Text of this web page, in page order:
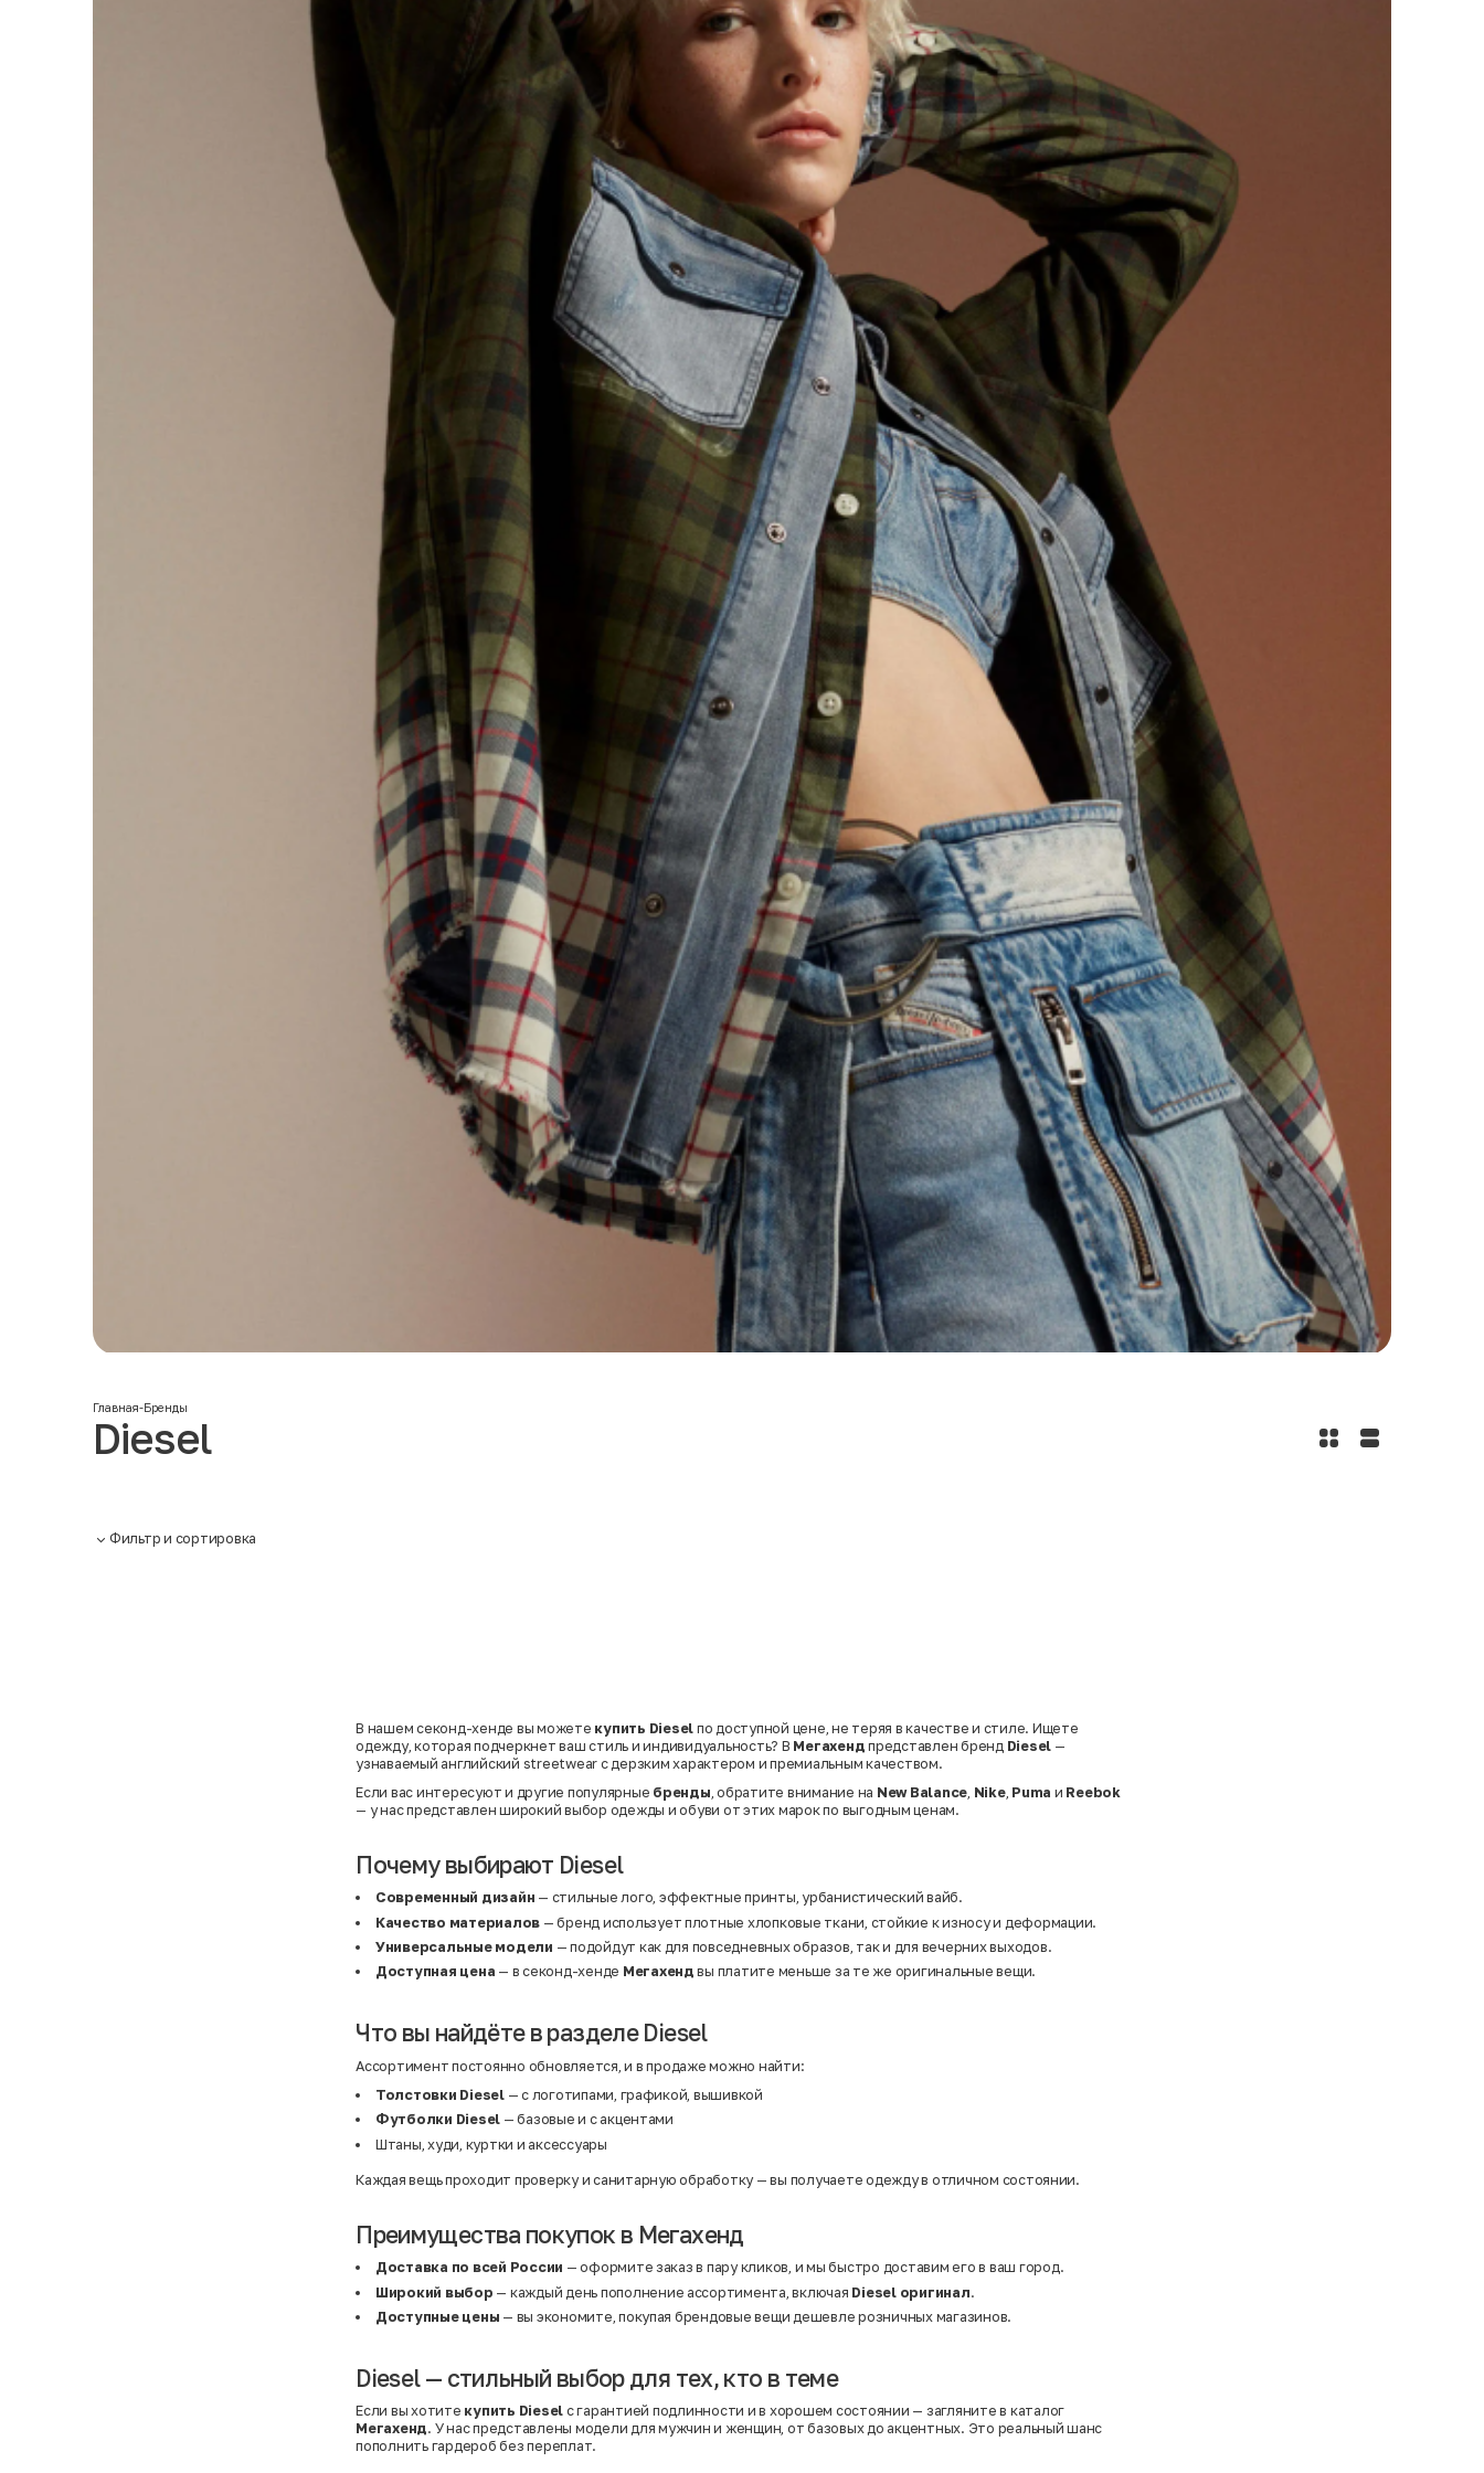
Главная-Бренды
Diesel
Фильтр и сортировка
В нашем секонд-хенде вы можете купить Diesel по доступной цене, не теряя в качестве и стиле. Ищете
одежду, которая подчеркнет ваш стиль и индивидуальность? В Мегахенд представлен бренд Diesel —
узнаваемый английский streetwear с дерзким характером и премиальным качеством.
Если вас интересуют и другие популярные бренды, обратите внимание на New Balance, Nike, Puma и Reebok
— у нас представлен широкий выбор одежды и обуви от этих марок по выгодным ценам.
Почему выбирают Diesel
Современный дизайн — стильные лого, эффектные принты, урбанистический вайб.
Качество материалов — бренд использует плотные хлопковые ткани, стойкие к износу и деформации.
Универсальные модели — подойдут как для повседневных образов, так и для вечерних выходов.
Доступная цена — в секонд-хенде Мегахенд вы платите меньше за те же оригинальные вещи.
Что вы найдёте в разделе Diesel
Ассортимент постоянно обновляется, и в продаже можно найти:
Толстовки Diesel— с логотипами, графикой, вышивкой
Футболки Diesel — базовые и с акцентами
Штаны, худи, куртки и аксессуары
Каждая вещь проходит проверку и санитарную обработку — вы получаете одежду в отличном состоянии.
Преимущества покупок в Мегахенд
Доставка по всей России — оформите заказ в пару кликов, и мы быстро доставим его в ваш город.
Широкий выбор — каждый день пополнение ассортимента, включая Diesel оригинал.
Доступные цены — вы экономите, покупая брендовые вещи дешевле розничных магазинов.
Diesel — стильный выбор для тех, кто в теме
Если вы хотите купить Diesel с гарантией подлинности и в хорошем состоянии — загляните в каталог
Мегахенд. У нас представлены модели для мужчин и женщин, от базовых до акцентных. Это реальный шанс
пополнить гардероб без переплат.